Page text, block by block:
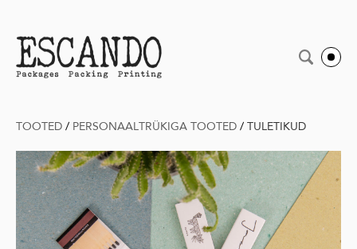
TOOTED / PERSONAALTRÜKIGA TOOTED / TULETIKUD